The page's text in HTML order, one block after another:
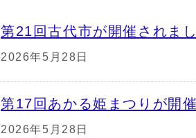
第21回古代市が開催されまし
2026年5月28日
第17回あかる姫まつりが開
2026年5月28日